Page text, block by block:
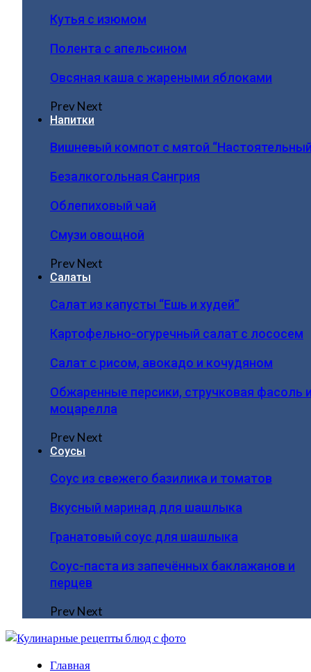
Кутья с изюмом
Полента с апельсином
Овсяная каша с жареными яблоками
PrevNext
Напитки
Вишневый компот с мятой
Безалкогольная Сангрия
Облепиховый чай
Смузи овощной
PrevNext
Салаты
Салат из капусты “Ешь и худей”
Картофельно-огуречный салат с лососем
Салат с рисом, авокадо и кочудяном
Обжаренные персики, стручковая фасоль
моцарелла
PrevNext
Соусы
Соус из свежего базилика и томатов
Вкусный маринад для шашлыка
Гранатовый соус для шашлыка
Соус-паста из запечённых баклажанов и
перцев
PrevNext
Главная